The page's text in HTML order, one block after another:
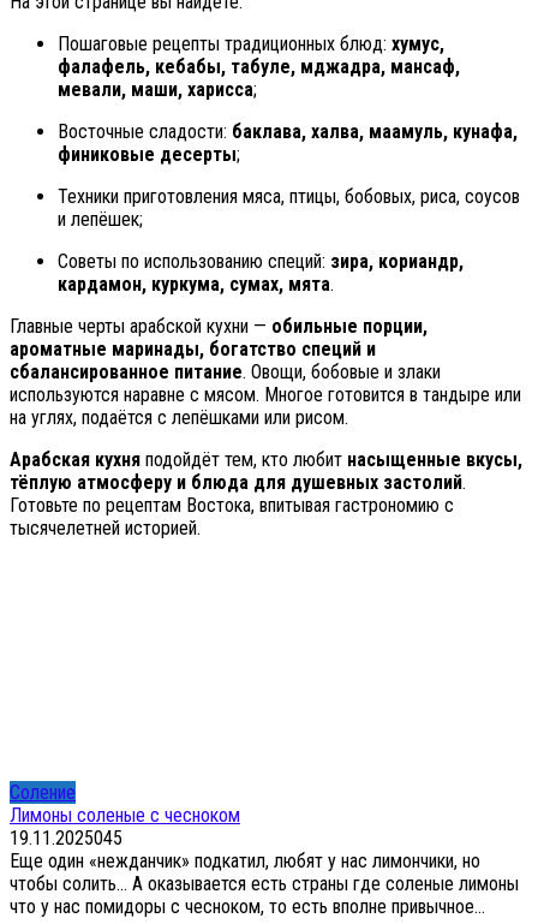
Пошаговые рецепты традиционных блюд: хумус,
фалафель, кебабы, табуле, мджадра, мансаф,
мевали, маши, харисса;
Восточные сладости: баклава, халва, маамуль, кунафа,
финиковые десерты;
Техники приготовления мяса, птицы, бобовых, риса, соусов
и лепёшек;
Советы по использованию специй: зира, кориандр,
кардамон, куркума, сумах, мята.
Главные черты арабской кухни — обильные порции,
ароматные маринады, богатство специй и
сбалансированное питание. Овощи, бобовые и злаки
используются наравне с мясом. Многое готовится в тандыре или
на углях, подаётся с лепёшками или рисом.
Арабская кухня подойдёт тем, кто любит насыщенные вкусы,
тёплую атмосферу и блюда для душевных застолий.
Готовьте по рецептам Востока, впитывая гастрономию с
тысячелетней историей.
Соление
Лимоны соленые с чесноком
19.11.2025045
Еще один «нежданчик» подкатил, любят у нас лимончики, но
чтобы солить… А оказывается есть страны где соленые лимоны
что у нас помидоры с чесноком, то есть вполне привычное...